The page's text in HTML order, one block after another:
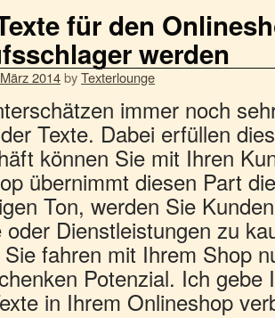
für den
werden
2014byTexterlounge
immer noch
Texte. Dabei erfüllen
können Sie mit Ihren
übernimmt diesen Part
Ton, werden Sie
oder Dienstleistungen zu
fahren mit Ihrem Shop
Potenzial. Ich gebe
in Ihrem Onlineshop